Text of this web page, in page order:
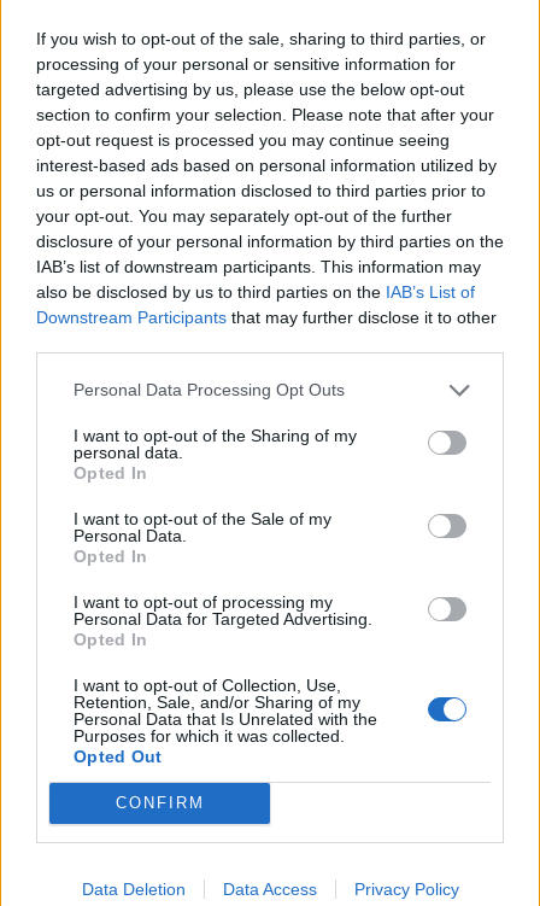
If you wish to opt-out of the sale, sharing to third parties, or
processing of your personal or sensitive information for
targeted advertising by us, please use the below opt-out
section to confirm your selection. Please note that after your
opt-out request is processed you may continue seeing
interest-based ads based on personal information utilized by
us or personal information disclosed to third parties prior to
your opt-out. You may separately opt-out of the further
disclosure of your personal information by third parties on the
IAB’s list of downstream participants. This information may
also be disclosed by us to third parties on the IAB’s List of
Downstream Participants that may further disclose it to other
Personal Data Processing Opt Outs
I want to opt-out of the Sharing of my
personal data.
Opted In
I want to opt-out of the Sale of my
Personal Data.
Opted In
I want to opt-out of processing my
Personal Data for Targeted Advertising.
Opted In
I want to opt-out of Collection, Use,
Retention, Sale, and/or Sharing of my
Personal Data that Is Unrelated with the
Purposes for which it was collected.
Opted Out
CONFIRM
Data Deletion Data Access Privacy Policy
youtube
Ταπρωτοσέλιδατωνεφημερίδων